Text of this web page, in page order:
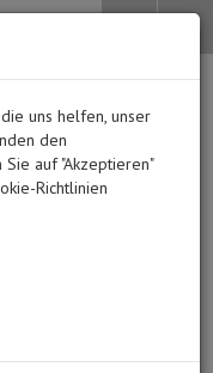
Alle Kategorien
BEKLEIDUNG
Alle Kategorien
MEDIZINISCHE
Ergebnisse)
Urinbeutel/Beinbeutel
Alle Kategorien
DIAGNOSTIK &
ist momentan leer.
Fertig
Search
uns helfen, unser
den
auf "Akzeptieren"
Richtlinien